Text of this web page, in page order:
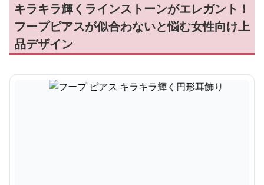
キラキラ輝くラインストーンがエレガント！
フープピアスが似合わないと悩む女性向け上
品デザイン